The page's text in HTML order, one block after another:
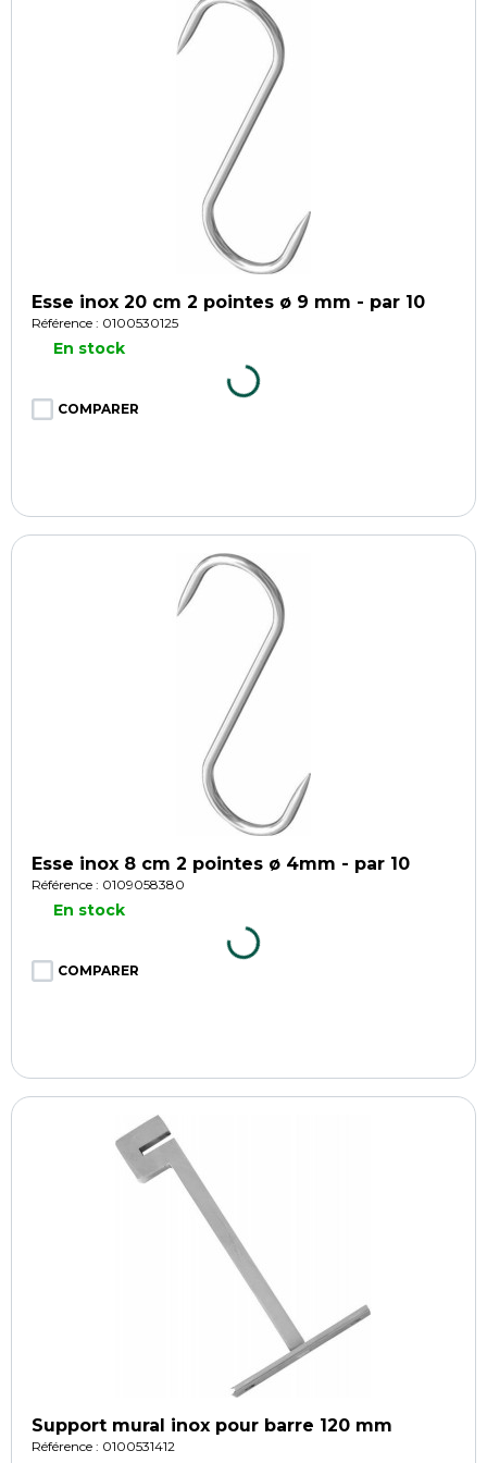
Esse inox 20 cm 2 pointes ø 9 mm - par 10
Référence : 0100530125
En stock
COMPARER
Esse inox 8 cm 2 pointes ø 4mm - par 10
Référence : 0109058380
En stock
COMPARER
Support mural inox pour barre 120 mm
Référence : 0100531412